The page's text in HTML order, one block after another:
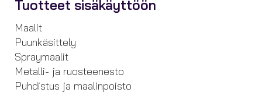
Tuotteet sisäkäyttöön
Maalit
Puunkäsittely
Spraymaalit
Metalli- ja ruosteenesto
Puhdistus ja maalinpoisto